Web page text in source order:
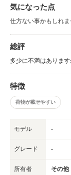
気になった点
仕方ない事かもしれ
総評
多少に不満はありま
特徴
荷物が載せやすい
モデル -
グレード -
所有者 その他